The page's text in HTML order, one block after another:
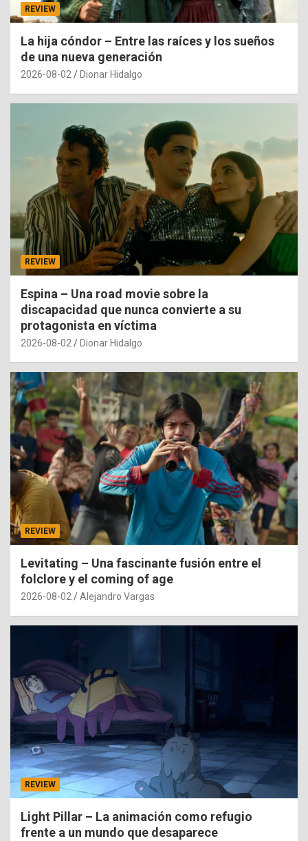
REVIEW
La hija cóndor – Entre las raíces y los sueños
de una nueva generación
2026-08-02 Dionar Hidalgo
REVIEW
Espina – Una road movie sobre la
discapacidad que nunca convierte a su
protagonista en víctima
2026-08-02 Dionar Hidalgo
REVIEW
Levitating – Una fascinante fusión entre el
folclore y el coming of age
2026-08-02 Alejandro Vargas
REVIEW
Light Pillar – La animación como refugio
frente a un mundo que desaparece